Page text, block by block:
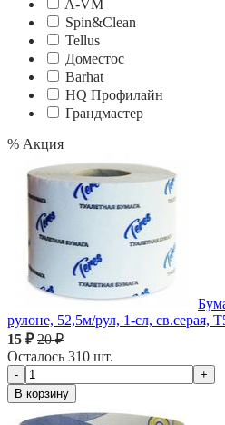
A-VM
Spin&Clean
Tellus
Доместос
Barhat
HQ Профилайн
Грандмастер
% Акция
рулоне, 52,5м/рул, 1-сл, св.серая,
15 ₽20 ₽
Осталось 310 шт.
-
+
В корзину